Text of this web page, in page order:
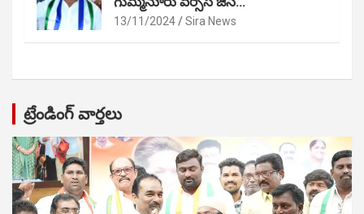
13/11/2024 Sira News
ట్రేండింగ్ వార్తలు